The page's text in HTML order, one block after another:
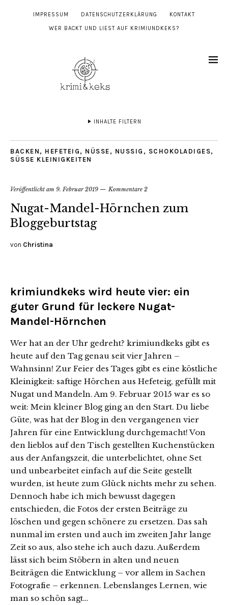
IMPRESSUM DATENSCHUTZERKLÄRUNG KONTAKT
WER BACKT UND LIEST AUF KRIMIUNDKEKS?
INHALTE FILTERN
BACKEN , HEFETEIG , NÜSSE , NUSSIG , SCHOKOLADIGES,
SÜSSE KLEINIGKEITEN
Veröffentlicht am 9. Februar 2019 Kommentare 2
Nugat-Mandel-Hörnchen zum
Bloggeburtstag
von Christina
krimiundkeks wird heute vier: ein
guter Grund für leckere Nugat-
Mandel-Hörnchen
Wer hat an der Uhr gedreht? krimiundkeks gibt es
heute auf den Tag genau seit vier Jahren –
Wahnsinn! Zur Feier des Tages gibt es eine köstliche
Kleinigkeit: saftige Hörchen aus Hefeteig, gefüllt mit
Nugat und Mandeln.Am 9. Februar 2015 war es so
weit: Mein kleiner Blog ging an den Start. Du liebe
Güte, was hat der Blog in den vergangenen vier
Jahren für eine Entwicklung durchgemacht! Von
den lieblos auf den Tisch gestellten Kuchenstücken
aus der Anfangszeit, die unterbelichtet, ohne Set
und unbearbeitet einfach auf die Seite gestellt
wurden, ist heute zum Glück nichts mehr zu sehen.
Dennoch habe ich mich bewusst dagegen
entschieden, die Fotos der ersten Beiträge zu
löschen und gegen schönere zu ersetzen. Das sah
nunmal im ersten und auch im zweiten Jahr lange
Zeit so aus, also stehe ich auch dazu. Außerdem
lässt sich beim Stöbern in alten und neuen
Beiträgen die Entwicklung – vor allem in Sachen
Fotografie – erkennen. Lebenslanges Lernen, wie
man so schön sagt…